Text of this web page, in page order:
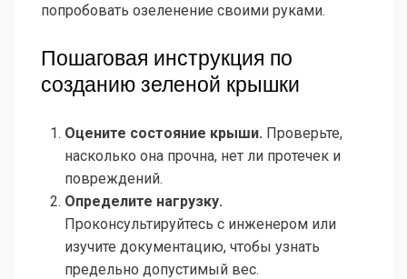
попробовать озеленение своими руками.
Пошаговая инструкция по
созданию зеленой крышки
Оцените состояние крыши. Проверьте,
насколько она прочна, нет ли протечек и
повреждений.
Определите нагрузку.
Проконсультируйтесь с инженером или
изучите документацию, чтобы узнать
предельно допустимый вес.